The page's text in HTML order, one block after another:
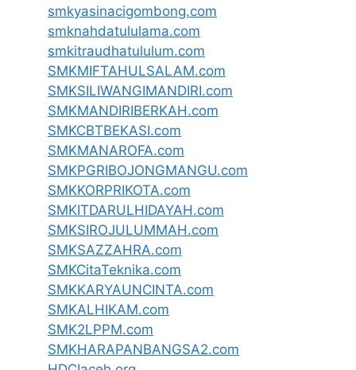
smkyasinacigombong.com
smknahdatululama.com
smkitraudhatululum.com
SMKMIFTAHULSALAM.com
SMKSILIWANGIMANDIRI.com
SMKMANDIRIBERKAH.com
SMKCBTBEKASI.com
SMKMANAROFA.com
SMKPGRIBOJONGMANGU.com
SMKKORPRIKOTA.com
SMKITDARULHIDAYAH.com
SMKSIROJULUMMAH.com
SMKSAZZAHRA.com
SMKCitaTeknika.com
SMKKARYAUNCINTA.com
SMKALHIKAM.com
SMK2LPPM.com
SMKHARAPANBANGSA2.com